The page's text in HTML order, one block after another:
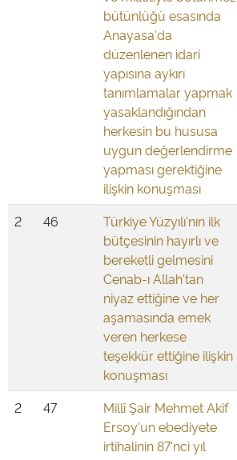
bütünlüğü esasında
Anayasa'da
düzenlenen idari
yapısına aykırı
tanımlamalar yapmak
yasaklandığından
herkesin bu hususa
uygun değerlendirme
yapması gerektiğine
ilişkin konuşması
2 46
Türkiye Yüzyılı'nın ilk
bütçesinin hayırlı ve
bereketli gelmesini
Cenab-ı Allah'tan
niyaz ettiğine ve her
aşamasında emek
veren herkese
teşekkür ettiğine ilişkin
konuşması
2 47
Millî Şair Mehmet Akif
Ersoy'un ebediyete
irtihalinin 87'nci yıl